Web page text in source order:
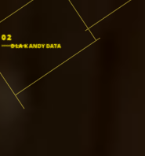
02
DLA KANDYDATA